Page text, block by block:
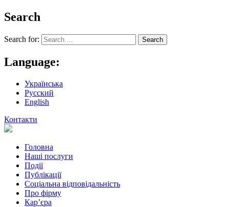
Search
Search for:
Language:
Українська
Русский
English
Контакти
Головна
Наші послуги
Події
Публікації
Соціальна відповідальність
Про фiрму
Кар’єра